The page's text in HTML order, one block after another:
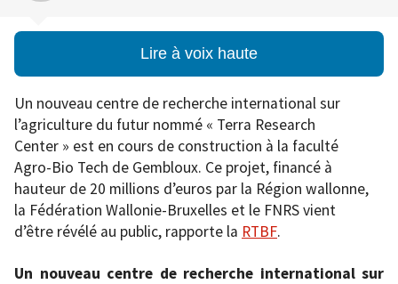
Lire à voix haute
Un nouveau centre de recherche international sur
l’agriculture du futur nommé « Terra Research
Center » est en cours de construction à la faculté
Agro-Bio Tech de Gembloux. Ce projet, financé à
hauteur de 20 millions d’euros par la Région wallonne,
la Fédération Wallonie-Bruxelles et le FNRS vient
d’être révélé au public, rapporte la RTBF.
Un nouveau centre de recherche international sur